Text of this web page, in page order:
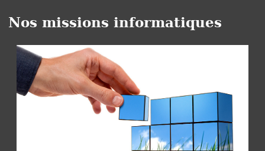
Nos missions informatiques